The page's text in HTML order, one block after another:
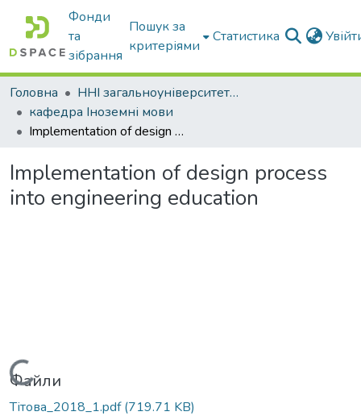
Фонди
та
зібрання
Пошук за
критеріями
Статистика
Головна
ННІ загальноуніверситетської підготовки
кафедра Іноземні мови
Implementation of design process into engineering education
Implementation of design process
into engineering education
Вантажиться...
Файли
Тітова_2018_1.pdf(719.71 KB)